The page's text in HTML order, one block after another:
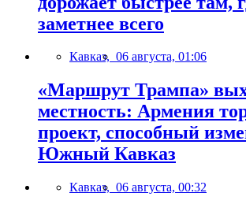
заметнее всего
Кавказ, 06 августа, 01:06
«Маршрут Трампа»
местность: Армения
проект, способный
Южный Кавказ
Кавказ, 06 августа, 00:32